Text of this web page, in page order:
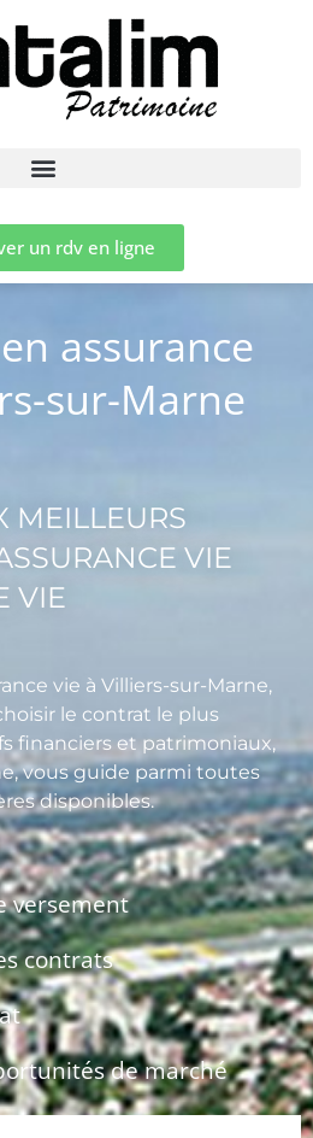
un rdv en ligne
assurance
sur-Marne
MEILLEURS
VIE
VIE
vie à Villiers-sur-Marne,
le contrat le plus
financiers et patrimoniaux,
vous guide parmi toutes
disponibles.
versement
contrats
de marché